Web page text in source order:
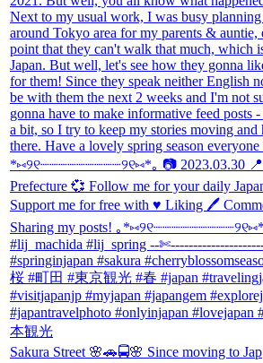
Sakura Street 🌸🚗🚍🌸 Since moving to Jap